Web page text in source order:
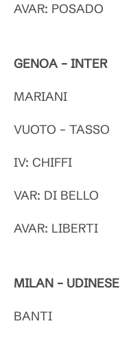
AVAR: POSADO
GENOA – INTER
MARIANI
VUOTO – TASSO
IV: CHIFFI
VAR: DI BELLO
AVAR: LIBERTI
MILAN – UDINESE
BANTI